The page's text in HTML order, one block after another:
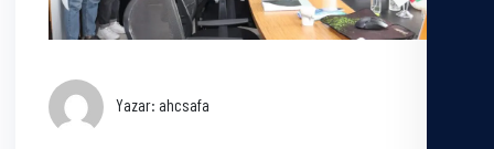
Yazar: ahcsafa